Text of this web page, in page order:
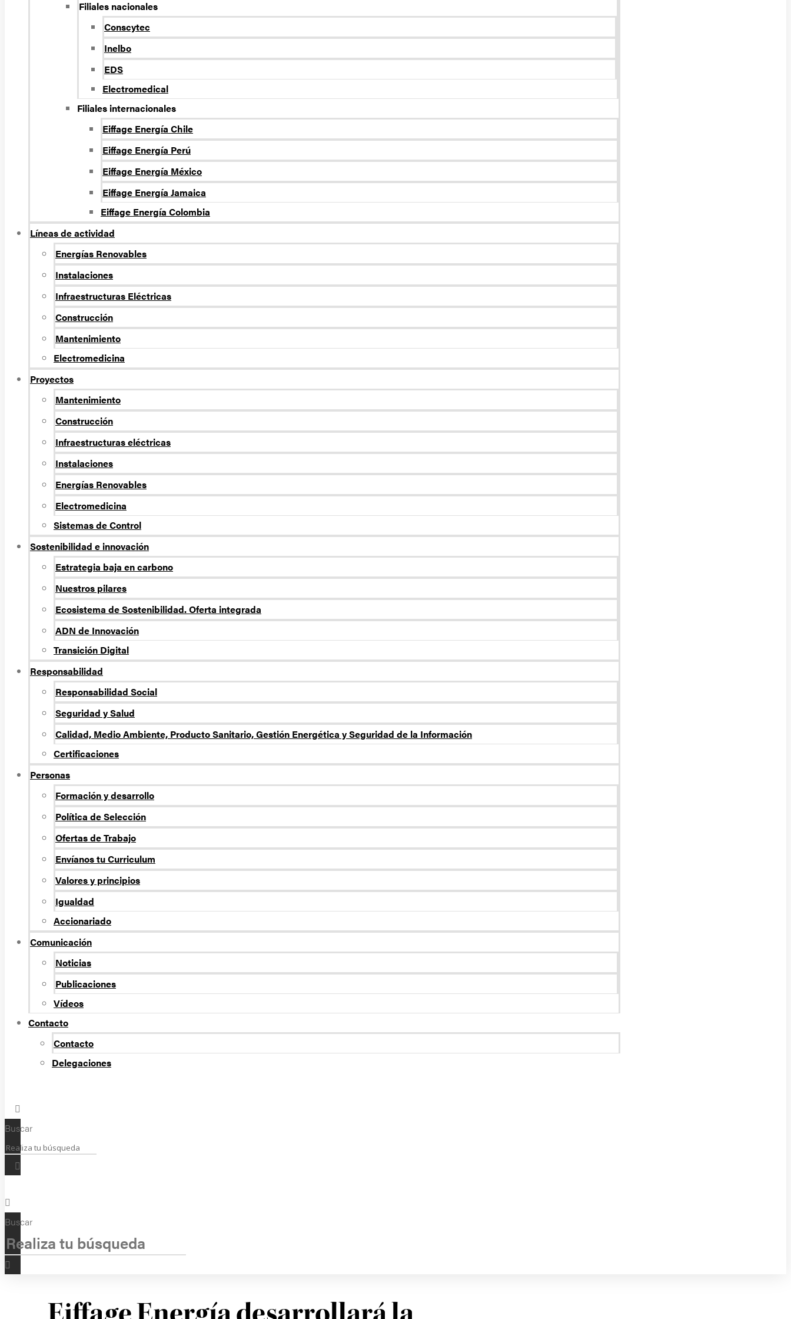
Filiales nacionales
Conscytec
Inelbo
EDS
Electromedical
Filiales internacionales
Eiffage Energía Chile
Eiffage Energía Perú
Eiffage Energía México
Eiffage Energía Jamaica
Eiffage Energía Colombia
Líneas de actividad
Energí­as Renovables
Instalaciones
Infraestructuras Eléctricas
Construcción
Mantenimiento
Electromedicina
Proyectos
Mantenimiento
Construcción
Infraestructuras eléctricas
Instalaciones
Energías Renovables
Electromedicina
Sistemas de Control
Sostenibilidad e innovación
Estrategia baja en carbono
Nuestros pilares
Ecosistema de Sostenibilidad. Oferta integrada
ADN de Innovación
Transición Digital
Responsabilidad
Responsabilidad Social
Seguridad y Salud
Calidad, Medio Ambiente, Producto Sanitario, Gestión Energética y Seguridad de la Información
Certificaciones
Personas
Formación y desarrollo
Política de Selección
Ofertas de Trabajo
Envíanos tu Curriculum
Valores y principios
Igualdad
Accionariado
Comunicación
Noticias
Publicaciones
Vídeos
Contacto
Contacto
Delegaciones
Buscar
Buscar